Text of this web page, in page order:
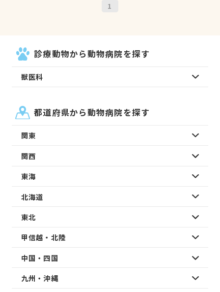
1
診療動物から動物病院を探す
獣医科
都道府県から動物病院を探す
関東
関西
東海
北海道
東北
甲信越・北陸
中国・四国
九州・沖縄